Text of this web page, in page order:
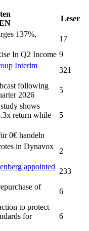
Leser
137%,
17
In Q2 Income 9
Interim
321
following
2026
5
shows
return while
5
0€ handeln
in Dynavox
2
appointed
233
of
6
to protect
for
6